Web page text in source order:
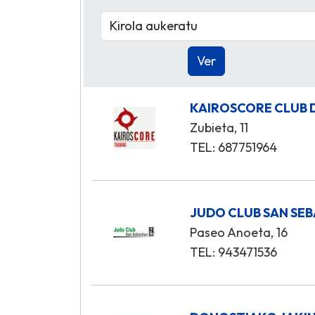
KAIROSCORE CLUB
Zubieta, 11
TEL: 687751964
JUDO CLUB SAN
Paseo Anoeta, 16
TEL: 943471536